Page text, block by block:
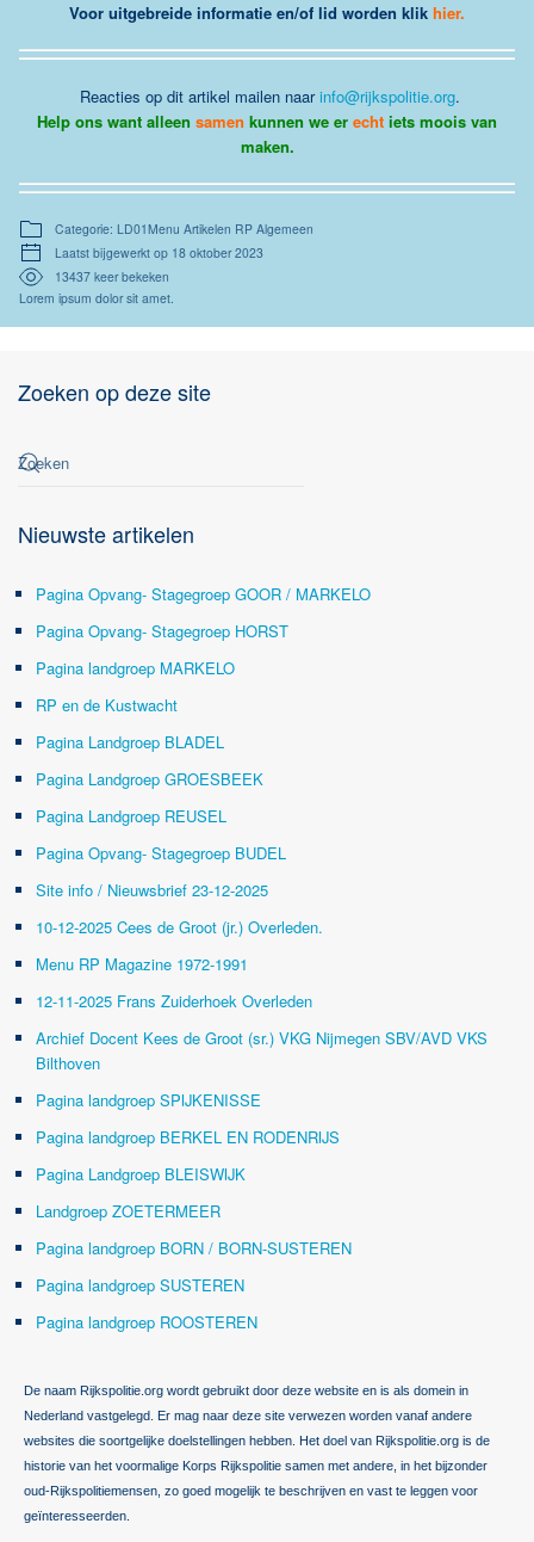
Voor uitgebreide informatie en/of lid worden klik hier.
Reacties op dit artikel mailen naarinfo@rijkspolitie.org.
Help ons want alleen samen kunnen we er echt iets moois van
maken.
Categorie: LD01Menu Artikelen RP Algemeen
Laatst bijgewerkt op 18 oktober 2023
13437 keer bekeken
Lorem ipsum dolor sit amet.
Zoeken op deze site
Nieuwste artikelen
Pagina Opvang- Stagegroep GOOR / MARKELO
Pagina Opvang- Stagegroep HORST
Pagina landgroep MARKELO
RP en de Kustwacht
Pagina Landgroep BLADEL
Pagina Landgroep GROESBEEK
Pagina Landgroep REUSEL
Pagina Opvang- Stagegroep BUDEL
Site info / Nieuwsbrief 23-12-2025
10-12-2025 Cees de Groot (jr.) Overleden.
Menu RP Magazine 1972-1991
12-11-2025 Frans Zuiderhoek Overleden
Archief Docent Kees de Groot (sr.) VKG Nijmegen SBV/AVD VKS
Bilthoven
Pagina landgroep SPIJKENISSE
Pagina landgroep BERKEL EN RODENRIJS
Pagina Landgroep BLEISWIJK
Landgroep ZOETERMEER
Pagina landgroep BORN / BORN-SUSTEREN
Pagina landgroep SUSTEREN
Pagina landgroep ROOSTEREN
De naam Rijkspolitie.org wordt gebruikt door deze website en is als domein in
Nederland vastgelegd. Er mag naar deze site verwezen worden vanaf andere
websites die soortgelijke doelstellingen hebben. Het doel van Rijkspolitie.org is de
historie van het voormalige Korps Rijkspolitie samen met andere, in het bijzonder
oud-Rijkspolitiemensen, zo goed mogelijk te beschrijven en vast te leggen voor
geïnteresseerden.